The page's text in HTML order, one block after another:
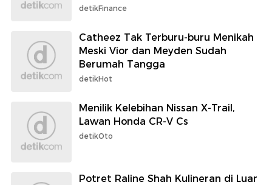
detikFinance
Catheez Tak Terburu-buru Menikah
Meski Vior dan Meyden Sudah
Berumah Tangga
detikHot
Menilik Kelebihan Nissan X-Trail,
Lawan Honda CR-V Cs
detikOto
Potret Raline Shah Kulineran di Luar